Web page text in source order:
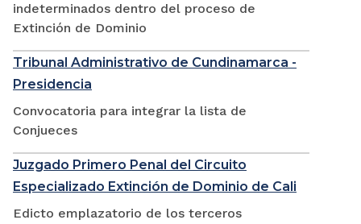
indeterminados dentro del proceso de
Extinción de Dominio
Tribunal Administrativo de Cundinamarca -
Presidencia
Convocatoria para integrar la lista de
Conjueces
Juzgado Primero Penal del Circuito
Especializado Extinción de Dominio de Cali
Edicto emplazatorio de los terceros